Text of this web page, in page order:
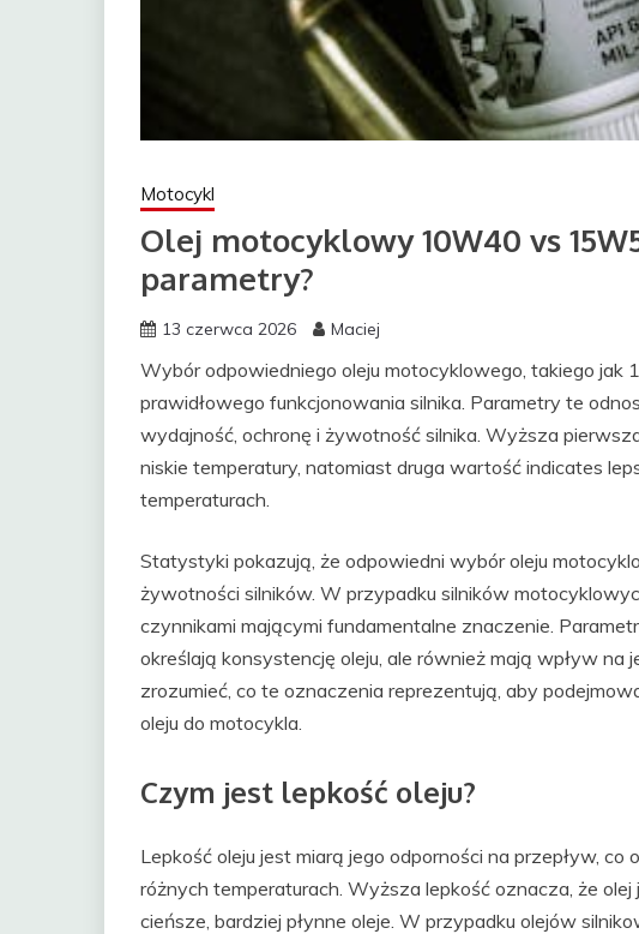
Motocykl
Olej motocyklowy 10W40 vs
parametry?
13 czerwca 2026 Maciej
Wybór odpowiedniego oleju motocyklowego, takiego
prawidłowego funkcjonowania silnika. Parametry te
wydajność, ochronę i żywotność silnika. Wyższa
niskie temperatury, natomiast druga wartość indicates
temperaturach.
Statystyki pokazują, że odpowiedni wybór oleju
żywotności silników. W przypadku silników
czynnikami mającymi fundamentalne znaczenie.
określają konsystencję oleju, ale również mają wpływ na
zrozumieć, co te oznaczenia reprezentują, aby
oleju do motocykla.
Czym jest lepkość oleju?
Lepkość oleju jest miarą jego odporności na przepływ,
różnych temperaturach. Wyższa lepkość oznacza, że
cieńsze, bardziej płynne oleje. W przypadku olejów